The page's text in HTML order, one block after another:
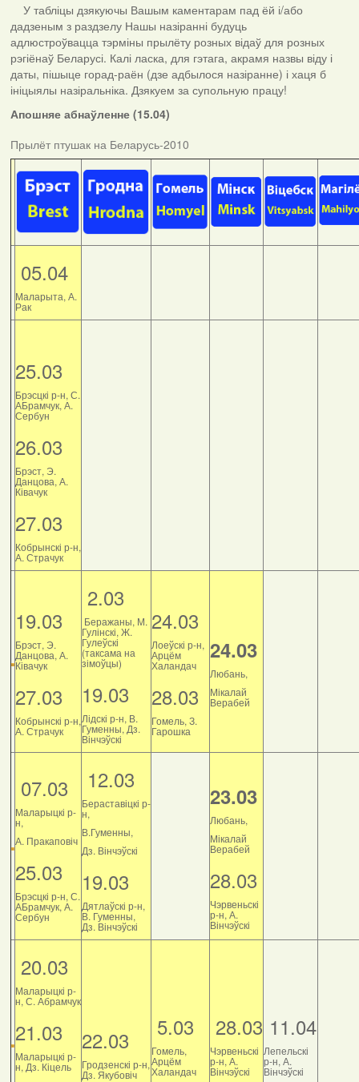
У табліцы дзякуючы Вашым каментарам пад ёй і/або
дадзеным з раздзелу Нашы назіранні будуць
адлюстроўвацца тэрміны прылёту розных відаў для розных
рэгіёнаў Беларусі. Калі ласка, для гэтага, акрамя назвы віду і
даты, пішыце горад-раён (дзе адбылося назіранне) і хаця б
ініцыялы назіральніка. Дзякуем за супольную працу!
Апошняе абнаўленне (15.04)
Прылёт птушак на Беларусь-2010
05.04
Маларыта, А.
Рак
25.03
Брэсцкі р-н, С.
АБрамчук, А.
Сербун
26.03
Брэст, Э.
Данцова, А.
Ківачук
27.03
Кобрынскі р-н,
А. Страчук
19.03
Брэст, Э.
Данцова, А.
Ківачук
27.03
Кобрынскі р-н,
А. Страчук
2.03
Беражаны, М.
Гулінскі, Ж.
Гулеўскі
(таксама на
зімоўцы)
19.03
Лідскі р-н, В.
Гуменны, Дз.
Вінчэўскі
24.03
Лоеўскі р-н,
Арцём
Халандач
28.03
Гомель, З.
Гарошка
24.03
Любань,
Мікалай
Верабей
07.03
Маларыцкі р-
н,
А. Пракаповіч
25.03
Брэсцкі р-н, С.
АБрамчук, А.
Сербун
12.03
Бераставіцкі р-
н,
В.Гуменны,
Дз. Вінчэўскі
19.03
Дятлаўскі р-н,
В. Гуменны,
Дз. Вінчэўскі
23.03
Любань,
Мікалай
Верабей
28.03
Чэрвеньскі
р-н, А.
Вінчэўскі
20.03
Маларыцкі р-
н, С. Абрамчук
21.03
Маларыцкі р-
н, Дз. Кіцель
22.03
Гродзенскі р-н,
Дз. Якубовіч
5.03
Гомель,
Арцём
Халандач
28.03
Чэрвеньскі
р-н, А.
Вінчэўскі
11.04
Лепельскі
р-н, А.
Вінчэўскі